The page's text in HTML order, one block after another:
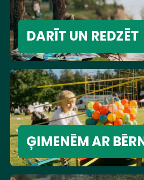
DARĪT UN REDZĒT
ĢIMENĒM AR